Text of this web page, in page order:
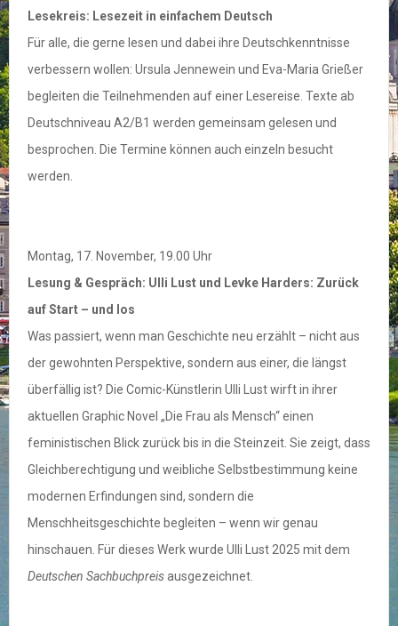
Lesekreis: Lesezeit in einfachem Deutsch
Für alle, die gerne lesen und dabei ihre Deutschkenntnisse
verbessern wollen: Ursula Jennewein und Eva-Maria Grießer
begleiten die Teilnehmenden auf einer Lesereise. Texte ab
Deutschniveau A2/B1 werden gemeinsam gelesen und
besprochen. Die Termine können auch einzeln besucht
werden.
Montag, 17. November, 19.00 Uhr
Lesung & Gespräch: Ulli Lust und Levke Harders: Zurück
auf Start – und los
Was passiert, wenn man Geschichte neu erzählt – nicht aus
der gewohnten Perspektive, sondern aus einer, die längst
überfällig ist? Die Comic-Künstlerin Ulli Lust wirft in ihrer
aktuellen Graphic Novel „Die Frau als Mensch“ einen
feministischen Blick zurück bis in die Steinzeit. Sie zeigt, dass
Gleichberechtigung und weibliche Selbstbestimmung keine
modernen Erfindungen sind, sondern die
Menschheitsgeschichte begleiten – wenn wir genau
hinschauen. Für dieses Werk wurde Ulli Lust 2025 mit dem
Deutschen Sachbuchpreisausgezeichnet.